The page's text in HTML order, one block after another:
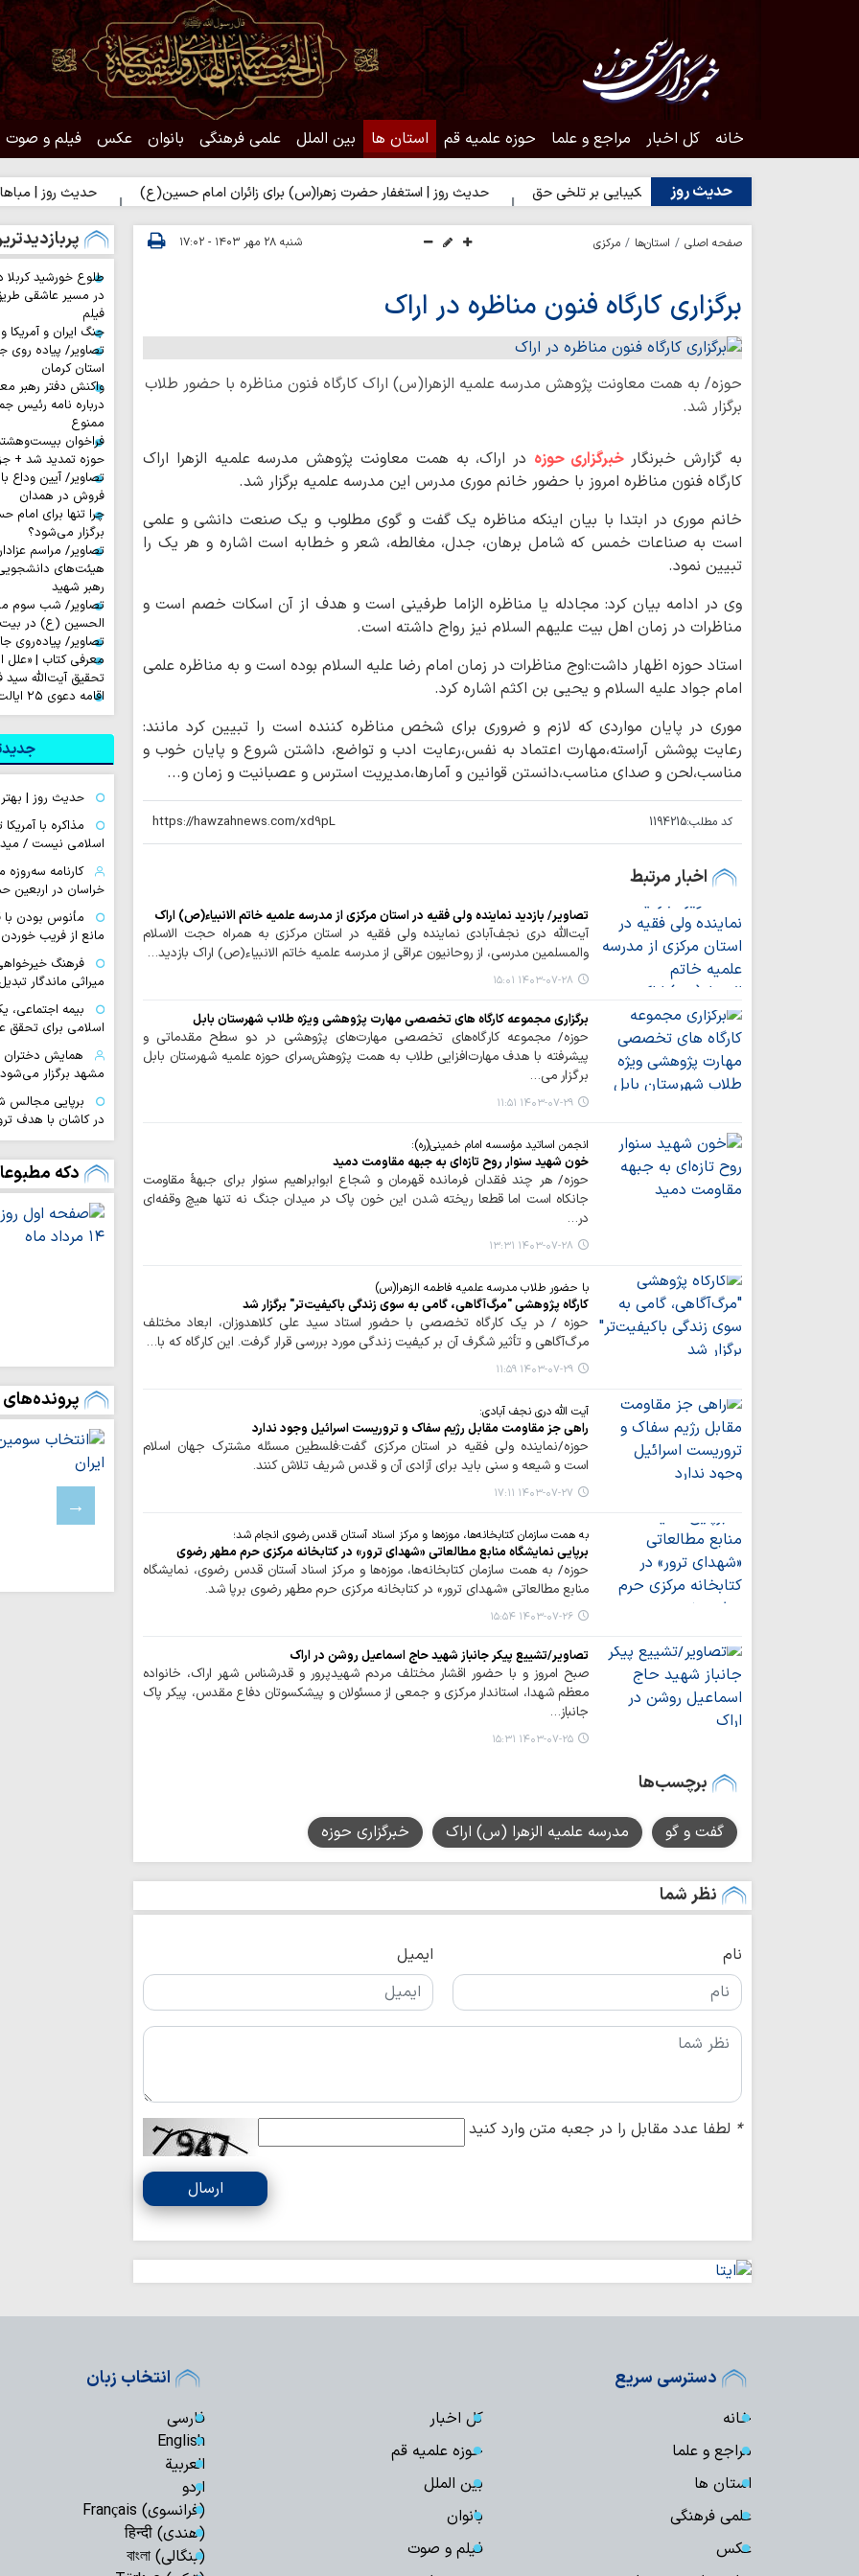
خانه کل اخبار مراجع و علما حوزه علمیه قم استان ها بین الملل علمی فرهنگی بانوان عکس فیلم و صوت
حدیث روز
حدیث روز | شکیبایی بر تلخی حق حدیث روز | استغفار حضرت زهرا(س) برای زائران امام حسین(ع) حدیث روز | مباهات خداوند
صفحه اصلی استان‌ها مرکزی شنبه ۲۸ مهر ۱۴۰۳ - ۱۷:۰۲
برگزاری کارگاه فنون مناظره در اراک
حوزه/ به همت معاونت پژوهش مدرسه علمیه الزهرا(س) اراک کارگاه فنون مناظره با حضور طلاب
برگزار شد.
به گزارش خبرنگارخبرگزاری حوزه در اراک، به همت معاونت پژوهش مدرسه علمیه الزهرا اراک
کارگاه فنون مناظره امروز با حضور خانم موری مدرس این مدرسه علمیه برگزار شد.
خانم موری در ابتدا با بیان اینکه مناظره یک گفت و گوی مطلوب و یک صنعت دانشی و علمی
است به صناعات خمس که شامل برهان، جدل، مغالطه، شعر و خطابه است اشاره و هر یک را
تبیین نمود.
وی در ادامه بیان کرد: مجادله یا مناظره الزاما طرفینی است و هدف از آن اسکات خصم است و
مناظرات در زمان اهل بیت علیهم السلام نیز رواج داشته است.
استاد حوزه اظهار داشت:اوج مناظرات در زمان امام رضا علیه السلام بوده است و به مناظره علمی
امام جواد علیه السلام و یحیی بن اکثم اشاره کرد.
موری در پایان مواردی که لازم و ضروری برای شخص مناظره کننده است را تبیین کرد مانند:
رعایت پوشش آراسته،مهارت اعتماد به نفس،رعایت ادب و تواضع، داشتن شروع و پایان خوب و
مناسب،لحن و صدای مناسب،دانستن قوانین و آمارها،مدیریت استرس و عصبانیت و زمان و...
کد مطلب:1194215
اخبار مرتبط
تصاویر/ بازدید نماینده ولی فقیه در استان مرکزی از مدرسه علمیه خاتم الانبیاء(ص) اراک
آیت‌الله دری نجف‌آبادی نماینده ولی فقیه در استان مرکزی به همراه حجت الاسلام
والمسلمین مدرسی، از روحانیون عراقی از مدرسه علمیه خاتم الانبیاء(ص) اراک بازدید…
۱۴۰۳-۰۷-۲۸ ۱۵:۰۱
برگزاری مجموعه کارگاه های تخصصی مهارت پژوهشی ویژه طلاب شهرستان بابل
حوزه/ مجموعه کارگاه‌های تخصصی مهارت‌های پژوهشی در دو سطح مقدماتی و
پیشرفته با هدف مهارت‌افزایی طلاب به همت پژوهش‌سرای حوزه علمیه شهرستان بابل
برگزار می…
۱۴۰۳-۰۷-۲۹ ۱۱:۵۱
انجمن اساتید مؤسسه امام خمینی(ره):
خون شهید سنوار روح تازه‌ای به جبهه مقاومت دمید
حوزه/ هر چند فقدان فرمانده قهرمان و شجاع ابوابراهیم سنوار برای جبهۀ مقاومت
جانکاه است اما قطعا ریخته شدن این خون پاک در میدان جنگ نه تنها هیچ وقفه‌ای
در…
۱۴۰۳-۰۷-۲۸ ۱۳:۳۱
با حضور طلاب مدرسه علمیه فاطمه الزهرا(س)
کارگاه پژوهشی "مرگ‌آگاهی، گامی به سوی زندگی باکیفیت‌تر" برگزار شد
حوزه / در یک کارگاه تخصصی با حضور استاد سید علی کلاهدوزان، ابعاد مختلف
مرگ‌آگاهی و تأثیر شگرف آن بر کیفیت زندگی مورد بررسی قرار گرفت. این کارگاه که با…
۱۴۰۳-۰۷-۲۹ ۱۱:۵۹
آیت الله دری نجف آبادی:
راهی جز مقاومت مقابل رژیم سفاک و تروریست اسرائیل وجود ندارد
حوزه/نماینده ولی فقیه در استان مرکزی گفت:فلسطین مسئله مشترک جهان اسلام
است و شیعه و سنی باید برای آزادی آن و قدس شریف تلاش کنند.
۱۴۰۳-۰۷-۲۷ ۱۷:۱۱
به همت سازمان کتابخانه‌ها، موزه‌ها و مرکز اسناد آستان قدس رضوی انجام شد؛
برپایی نمایشگاه منابع مطالعاتی «شهدای ترور» در کتابخانه مرکزی حرم مطهر رضوی
حوزه/ به همت سازمان کتابخانه‌ها، موزه‌ها و مرکز اسناد آستان قدس رضوی، نمایشگاه
منابع مطالعاتی «شهدای ترور» در کتابخانه مرکزی حرم مطهر رضوی برپا شد.
۱۴۰۳-۰۷-۲۶ ۱۵:۵۴
تصاویر/تشییع پیکر جانباز شهید حاج اسماعیل روشن در اراک
صبح امروز و با حضور اقشار مختلف مردم شهیدپرور و قدرشناس شهر اراک، خانواده
معظم شهدا، استاندار مرکزی و جمعی از مسئولان و پیشکسوتان دفاع مقدس، پیکر پاک
جانباز…
۱۴۰۳-۰۷-۲۵ ۱۵:۳۱
برچسب‌ها
گفت و گو مدرسه علمیه الزهرا (س) اراک خبرگزاری حوزه
نظر شما
نام ایمیل
* لطفا عدد مقابل را در جعبه متن وارد کنید
ارسال
طلوع خورشید کربلا
در مسیر عاشقی
فیلم
جنگ ایران و آمریکا
تصاویر/ پیاده روی
استان کرمان
واکنش دفتر رهبر
درباره نامه رئیس
ممنوع
فراخوان
حوزه تمدید شد +
تصاویر/ آیین وداع
فروش در همدان
چرا تنها برای
برگزار می‌شود؟
تصاویر/ مراسم
هیئت‌های
رهبر شهید
تصاویر/ شب سوم
الحسین (ع) در بیت
تصاویر/ پیاده‌روی
معرفی کتاب | «علل
تحقیق آیت‌الله سید
اقامه دعوی ۲۵ ایالت آمریکا علیه ترامپ
حدیث روز |
مذاکره با
اسلامی نیست /
کارنامه
خراسان در اربعین
مأنوس بودن با
مانع از فریب
فرهنگ
میراثی ماندگار
بیمه اجتماعی،
اسلامی برای تحقق
مشهد برگزار می‌شود
برپایی مجالس
در کاشان با هدف
خواهران کوهدشت
جهاد تبیین
جوان برای
ارائه ۵
وحدت در جمهوری
کرامت انسانی
الهی دارد
شیخ احمد
مردم آن، حکومت
تلاش نافرجام
بازدید تولیت
افزایش علم، فهم
عدم همراهی
پیام اربعین
اربعین حسینی،
ایمان در سختی‌ها
دکه
پرونده‌های
دسترسی سریع
خانه
کل اخبار
مراجع و علما
حوزه علمیه قم
استان ها
بین الملل
علمی فرهنگی
بانوان
عکس
فیلم و صوت
انتخاب زبان
فارسی
English
العربیة
اردو
(فرانسوی) Français
(هندی) हिन्दी
(بنگالی) বাংলা